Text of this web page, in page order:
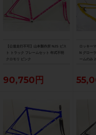
【公道走行不可】山本製作所 NJS ピス
ト トラック フレームセット 年式不明
クロモリ ピンク
90,750円
ロッキー
N グロー
ームのみ